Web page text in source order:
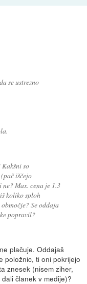
se ustrezno
so
iščejo
Max. cena je 1.3
koliko sploh
Se oddaja
popravil?
plačuje. Oddajaš
položnic, ti oni pokrijejo
znesek (nisem ziher,
članek v medije)?